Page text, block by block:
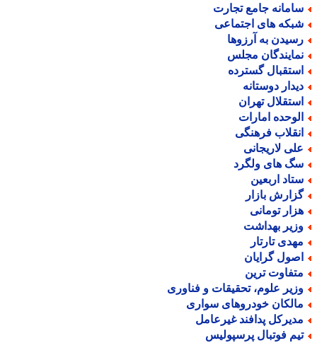
جامع تجارت
های اجتماعی
به آرزوها
مجلس
گسترده
دوستانه
تهران
امارات
فرهنگی
لاریجانی
های ولگرد
اربعین
بازار
تومانی
بهداشت
تارتار
گرایان
ترین
علوم، تحقیقات و فناوری
خودروهای سواری
پدافند غیرعامل
فوتبال پرسپولیس